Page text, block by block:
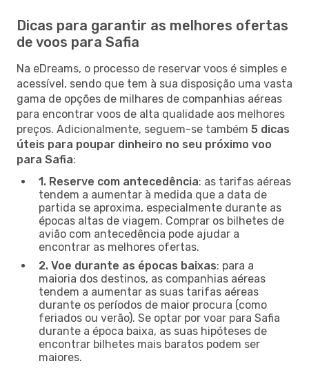
Dicas para garantir as melhores ofertas
de voos para Safia
Na eDreams, o processo de reservar voos é simples e
acessível, sendo que tem à sua disposição uma vasta
gama de opções de milhares de companhias aéreas
para encontrar voos de alta qualidade aos melhores
preços. Adicionalmente, seguem-se também 5 dicas
úteis para poupar dinheiro no seu próximo voo
para Safia:
1. Reserve com antecedência: as tarifas aéreas
tendem a aumentar à medida que a data de
partida se aproxima, especialmente durante as
épocas altas de viagem. Comprar os bilhetes de
avião com antecedência pode ajudar a
encontrar as melhores ofertas.
2. Voe durante as épocas baixas: para a
maioria dos destinos, as companhias aéreas
tendem a aumentar as suas tarifas aéreas
durante os períodos de maior procura (como
feriados ou verão). Se optar por voar para Safia
durante a época baixa, as suas hipóteses de
encontrar bilhetes mais baratos podem ser
maiores.